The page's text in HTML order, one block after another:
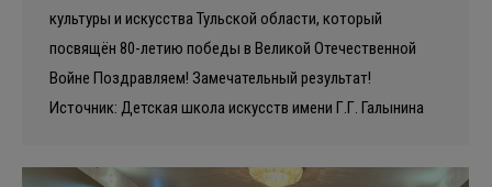
культуры и искусства Тульской области, который
посвящён 80-летию победы в Великой Отечественной
Войне Поздравляем! Замечательный результат!
Источник: Детская школа искусств имени Г.Г. Галынина